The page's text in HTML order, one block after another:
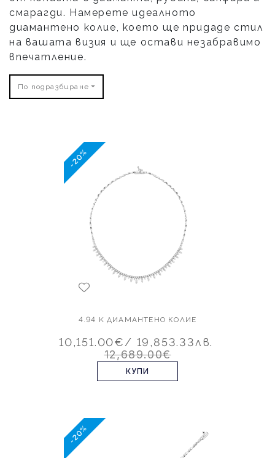
смарагди. Намерете идеалното
диамантено колие, което ще придаде стил
на вашата визия и ще остави незабравимо
впечатление.
По подразбиране
-20%
4.94 K ДИАМАНТЕНО КОЛИЕ
10,151.00€/ 19,853.33лв.
12,689.00€
КУПИ
-20%